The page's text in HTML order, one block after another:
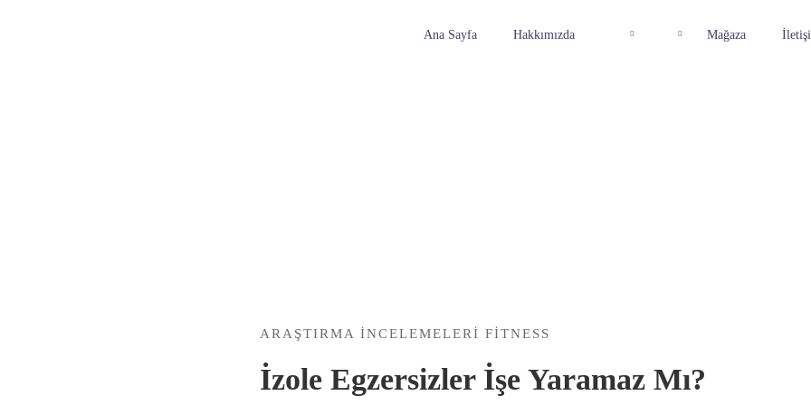
Ana Sayfa Hakkımızda Mağaza
ARAŞTIRMA İNCELEMELERI FITNESS
İzole Egzersizler İşe Yaramaz Mı?